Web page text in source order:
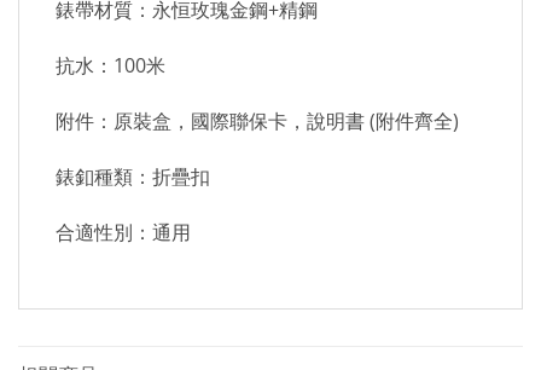
錶帶材質：永恒玫瑰金鋼+精鋼
抗水：100米
附件：原裝盒，國際聯保卡，說明書 (附件齊全)
錶釦種類：折疊扣
合適性別：通用